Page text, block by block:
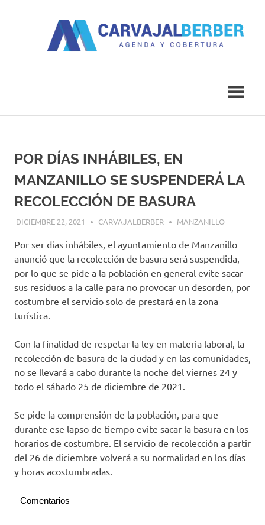
POR DÍAS INHÁBILES, EN
MANZANILLO SE SUSPENDERÁ LA
RECOLECCIÓN DE BASURA
DICIEMBRE 22, 2021 CARVAJALBERBER MANZANILLO
Por ser días inhábiles, el ayuntamiento de Manzanillo
anunció que la recolección de basura será suspendida,
por lo que se pide a la población en general evite sacar
sus residuos a la calle para no provocar un desorden, por
costumbre el servicio solo de prestará en la zona
turística.
Con la finalidad de respetar la ley en materia laboral, la
recolección de basura de la ciudad y en las comunidades,
no se llevará a cabo durante la noche del viernes 24 y
todo el sábado 25 de diciembre de 2021.
Se pide la comprensión de la población, para que
durante ese lapso de tiempo evite sacar la basura en los
horarios de costumbre. El servicio de recolección a partir
del 26 de diciembre volverá a su normalidad en los días
y horas acostumbradas.
Comentarios